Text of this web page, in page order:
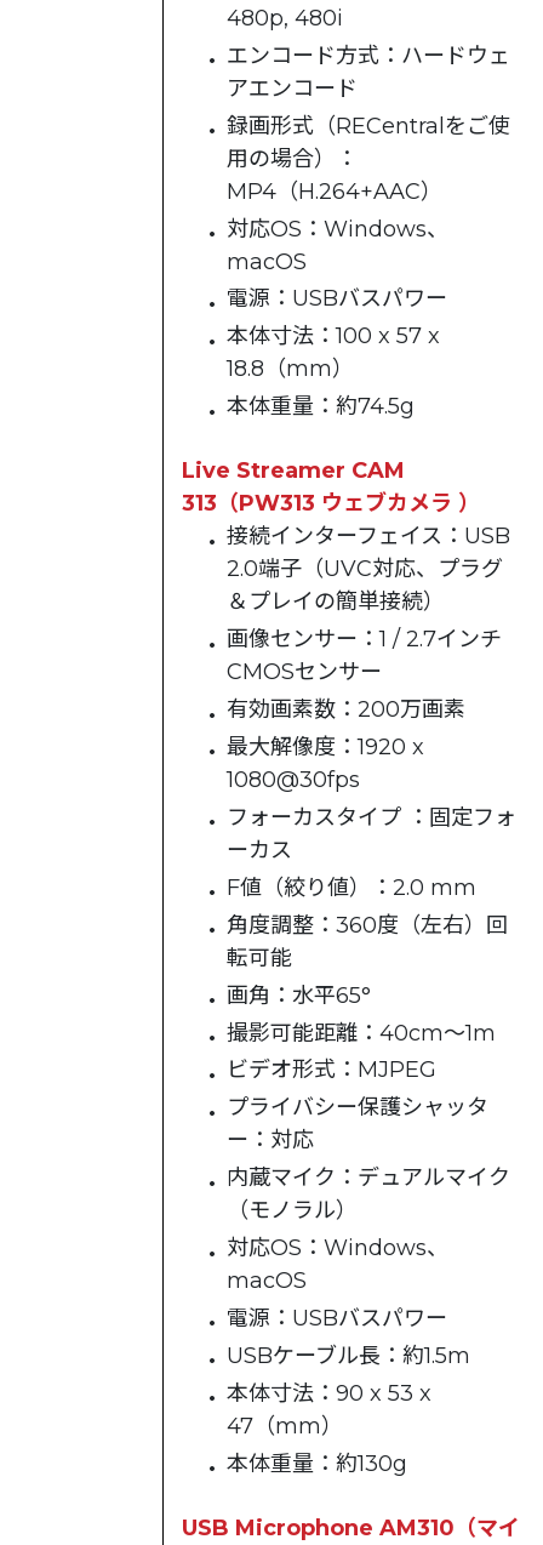
480p, 480i
エンコード方式：ハードウェ
アエンコード
録画形式（RECentralをご使
用の場合）：
MP4（H.264+AAC）
対応OS：Windows、
macOS
電源：USBバスパワー
本体寸法：100 x 57 x
18.8（mm）
本体重量：約74.5g
Live Streamer CAM
313（PW313 ウェブカメラ ）
接続インターフェイス：USB
2.0端子（UVC対応、プラグ
＆プレイの簡単接続）
画像センサー：1 / 2.7インチ
CMOSセンサー
有効画素数：200万画素
最大解像度：1920 x
1080@30fps
フォーカスタイプ ：固定フォ
ーカス
F値（絞り値）：2.0 mm
角度調整：360度（左右）回
転可能
画角：水平65°
撮影可能距離：40cm～1m
ビデオ形式：MJPEG
プライバシー保護シャッタ
ー：対応
内蔵マイク：デュアルマイク
（モノラル）
対応OS：Windows、
macOS
電源：USBバスパワー
USBケーブル長：約1.5m
本体寸法：90 x 53 x
47（mm）
本体重量：約130g
USB Microphone AM310（マイ